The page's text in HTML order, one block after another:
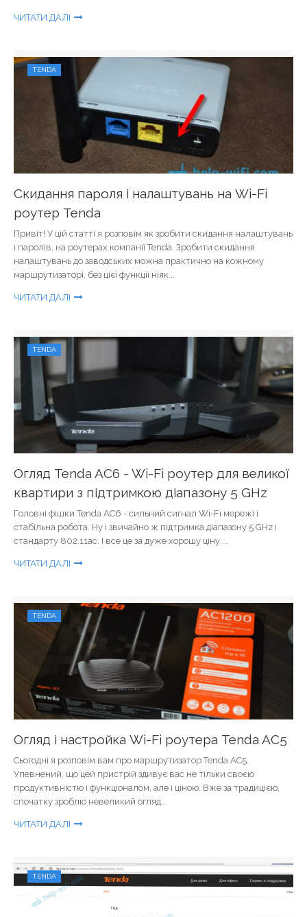
ЧИТАТИ ДАЛІ
TENDA
Скидання пароля і налаштувань на Wi-Fi
роутер Tenda
Привіт! У цій статті я розповім як зробити скидання налаштувань
і паролів, на роутерах компанії Tenda. Зробити скидання
налаштувань до заводських можна практично на кожному
маршрутизаторі, без цієї функції ніяк...
ЧИТАТИ ДАЛІ
TENDA
Огляд Tenda AC6 - Wi-Fi роутер для великої
квартири з підтримкою діапазону 5 GHz
Головні фішки Tenda AC6 - сильний сигнал Wi-Fi мережі і
стабільна робота. Ну і звичайно ж підтримка діапазону 5 GHz і
стандарту 802.11ac. І все це за дуже хорошу ціну....
ЧИТАТИ ДАЛІ
TENDA
Огляд і настройка Wi-Fi роутера Tenda AC5
Сьогодні я розповім вам про маршрутизатор Tenda AC5.
Упевнений, що цей пристрій здивує вас не тільки своєю
продуктивністю і функціоналом, але і ціною. Вже за традицією,
спочатку зроблю невеликий огляд...
ЧИТАТИ ДАЛІ
TENDA